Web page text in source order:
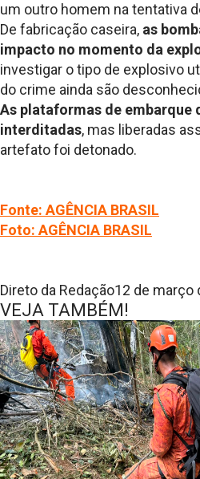
um outro homem na tentativa
De fabricação caseira, as
impacto no momento da
investigar o tipo de explosivo
do crime ainda são
As plataformas de embarque
interditadas, mas liberadas
artefato foi detonado.
Fonte: AGÊNCIA BRASIL
Foto: AGÊNCIA BRASIL
Direto da Redação12 de março
VEJA TAMBÉM!